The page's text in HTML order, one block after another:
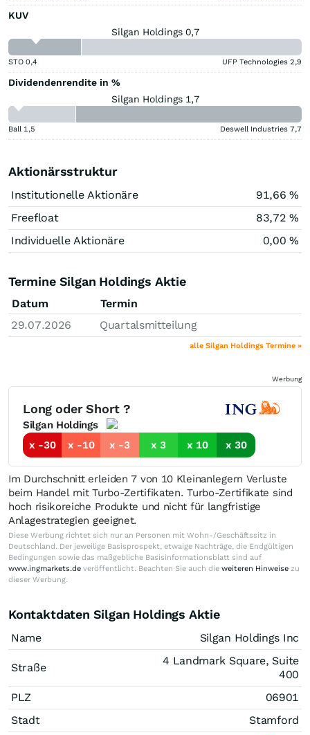
KUV
Silgan Holdings 0,7
STO 0,4 UFP Technologies 2,9
Dividendenrendite in %
Silgan Holdings 1,7
Ball 1,5 Deswell Industries 7,7
Aktionärsstruktur
Institutionelle Aktionäre
91,66 %
Freefloat
83,72 %
Individuelle Aktionäre
0,00 %
Termine Silgan Holdings Aktie
Datum
Termin
29.07.2026
Quartalsmitteilung
alle Silgan Holdings Termine »
Werbung
Long oder Short ?
Silgan Holdings
x -30
x -10 x -3 x 3 x 10 x 30
Im Durchschnitt erleiden 7 von 10 Kleinanlegern Verluste
beim Handel mit Turbo-Zertifikaten. Turbo-Zertifikate sind
hoch risikoreiche Produkte und nicht für langfristige
Anlagestrategien geeignet.
Diese Werbung richtet sich nur an Personen mit Wohn-/Geschäftssitz in
Deutschland. Der jeweilige Basisprospekt, etwaige Nachträge, die Endgültigen
Bedingungen sowie das maßgebliche Basisinformationsblatt sind auf
www.ingmarkets.de veröffentlicht. Beachten Sie auch die weiteren Hinweise zu
dieser Werbung.
Kontaktdaten Silgan Holdings Aktie
Name Silgan Holdings Inc
Straße
4 Landmark Square, Suite
400
PLZ
06901
Stadt
Stamford